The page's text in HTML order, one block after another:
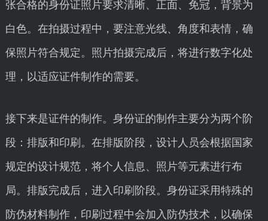
张合格的身份证照片要求清晰、正面、免冠，背景为
白色。在拍摄过程中，要注意光线、角度和表情，确
保照片符合规定。照片拍摄完成后，将进行数字化处
理，以适应证件制作的需要。
接下来是证件的制作。身份证的制作主要分为两个阶
段：排版和印刷。在排版阶段，设计人员会根据国家
规定的设计规范，将个人信息、照片等元素进行布
局。排版完成后，进入印刷阶段。身份证采用特殊的
防伪材料制作，印刷过程中会加入防伪技术，以确保